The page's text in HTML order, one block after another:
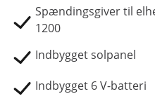
Spændingsgiver til
1200
Indbygget solpanel
Indbygget 6 V-batteri